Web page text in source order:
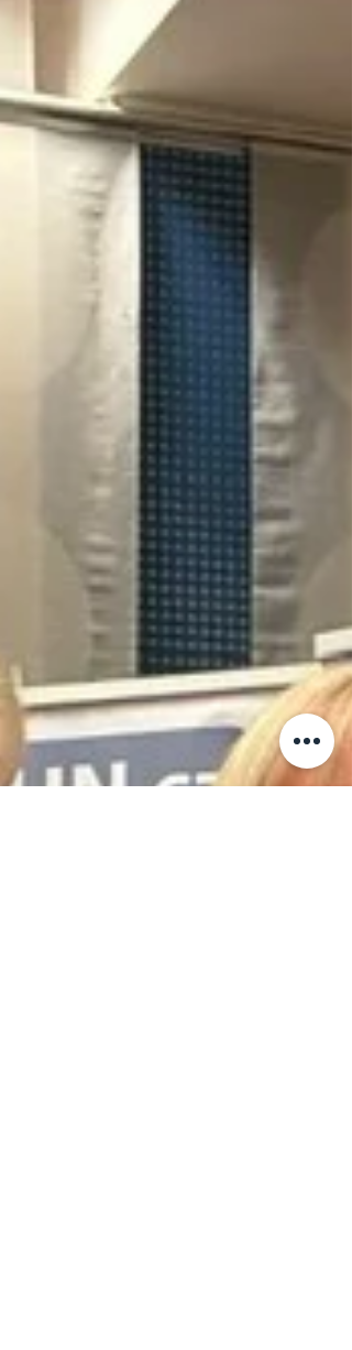
oma vanuserühmas I koha! Dombrovskise
nimeline keelpillimängijate võistlus on
suuremahuline, kolme vooruga konkurss, kus
finaalis tuleb esitada tervikuna kontsert koos
orkestriga. Konkursil hindas noorte muusikute
esitusi rahvusvaheline žürii ning laureaadid
esineda koos Sinfonietta Rīga orkestriga. Meie
õpilaste edus on suur roll